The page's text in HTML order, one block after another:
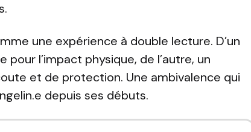
une expérience à double lecture. D’un
l’impact physique, de l’autre, un
et de protection. Une ambivalence qui
depuis ses débuts.